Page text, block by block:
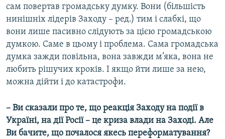
сам повертав громадську думку. Вони (більшість
нинішніх лідерів Заходу – ред.) тим і слабкі, що
вони лише пасивно слідують за цією громадською
думкою. Саме в цьому і проблема. Сама громадська
думка зажди повільна, вона завжди м’яка, вона не
любить рішучих кроків. І якщо йти лише за нею,
можна дійти і до катастрофи.
– Ви сказали про те, що реакція Заходу на події в
Україні, на дії Росії – це криза влади на Заході. Але
Ви бачите, що почалося якесь переформатування?